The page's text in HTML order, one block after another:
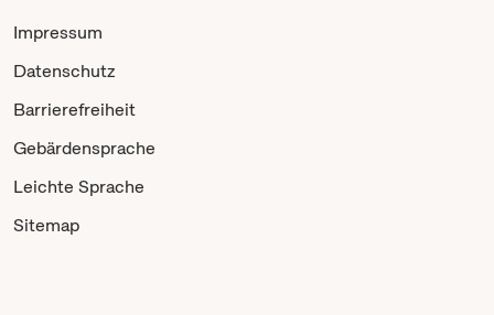
Impressum
Datenschutz
Barrierefreiheit
Gebärdensprache
Leichte Sprache
Sitemap